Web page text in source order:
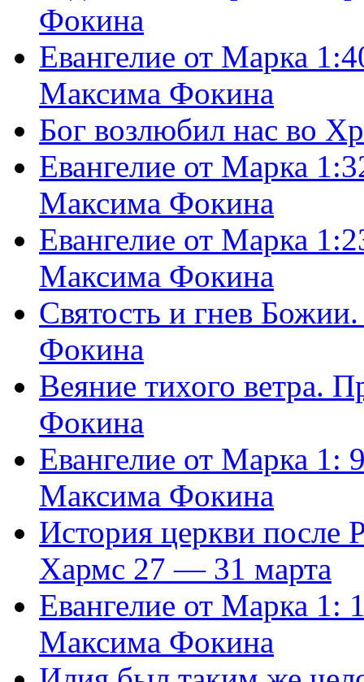
Фокина
Евангелие от Марка
Максима Фокина
Бог возлюбил нас во
Евангелие от Марка
Максима Фокина
Евангелие от Марка
Максима Фокина
Святость и гнев
Фокина
Веяние тихого ветра.
Фокина
Евангелие от Марка 1:
Максима Фокина
История церкви
Хармс 27 — 31 марта
Евангелие от Марка 1:
Максима Фокина